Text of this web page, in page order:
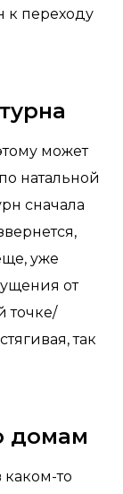
к переходу
может
натальной
сначала
уже
от
точке/
так
домам
каком-то